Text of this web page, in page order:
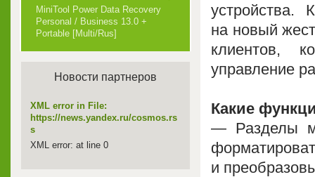
устройства.
на новый
клиентов,
управление
Какие
— Разделы
и
MiniTool Power Data Recovery
Personal / Business 13.0 +
Portable [Multi/Rus]
Новости партнеров
XML error in File:
https://news.yandex.ru/cosmos.rs
s
XML error: at line 0